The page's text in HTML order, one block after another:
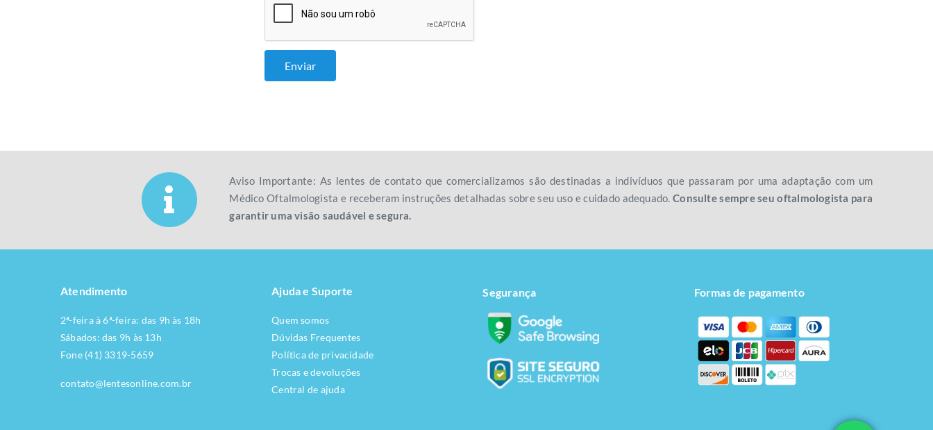
Aviso Importante: As lentes de contato que comercializamos são destinadas a indivíduos que passaram por uma adaptação com um
Médico Oftalmologista e receberam instruções detalhadas sobre seu uso e cuidado adequado.Consulte sempre seu oftalmologista para
garantir uma visão saudável e segura.
Atendimento
2ª-feira à 6ª-feira: das 9h às 18h
Sábados: das 9h às 13h
Fone (41) 3319-5659
contato@lentesonline.com.br
Ajuda e Suporte
Quem somos
Dúvidas Frequentes
Política de privacidade
Trocas e devoluções
Central de ajuda
Segurança Formas de pagamento